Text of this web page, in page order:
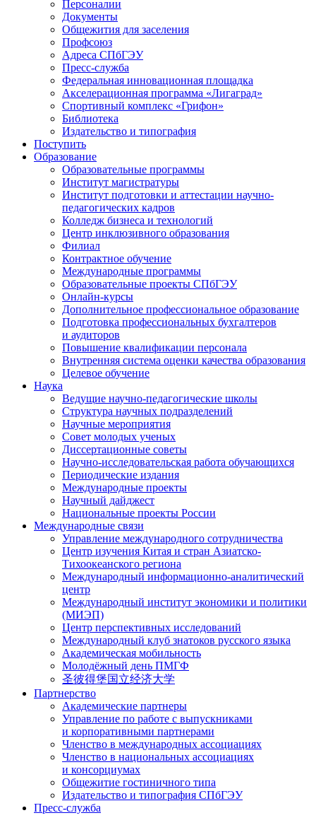
Персоналии
Документы
Общежития для заселения
Профсоюз
Адреса СПбГЭУ
Пресс-служба
Федеральная инновационная площадка
Акселерационная программа «Лигаград»­­
Спортивный комплекс «Грифон»
Библиотека
Издательство и типография
Поступить
Образование
Образовательные программы
Институт магистратуры
Институт подготовки и аттестации научно-
педагогических кадров
Колледж бизнеса и технологий
Центр инклюзивного образования
Филиал
Контрактное обучение
Международные программы
Образовательные проекты СПбГЭУ
Онлайн-курсы
Дополнительное профессиональное образование
Подготовка профессиональных бухгалтеров
и аудиторов
Повышение квалификации персонала
Внутренняя система оценки качества образования
Целевое обучение
Наука
Ведущие научно-педагогические школы
Структура научных подразделений
Научные мероприятия
Совет молодых ученых
Диссертационные советы
Научно-исследовательская работа обучающихся
Периодические издания
Международные проекты
Научный дайджест
Национальные проекты России
Международные связи
Управление международного сотрудничества
Центр изучения Китая и стран Азиатско-
Тихоокеанского региона
Международный информационно-аналитический
центр
Международный институт экономики и политики
(МИЭП)
Центр перспективных исследований
Международный клуб знатоков русского языка
Академическая мобильность
Молодёжный день ПМГФ
圣彼得堡国立经济大学
Партнерство
Академические партнеры
Управление по работе с выпускниками
и корпоративными партнерами
Членство в международных ассоциациях
Членство в национальных ассоциациях
и консорциумах
Общежитие гостиничного типа
Издательство и типография СПбГЭУ
Пресс-служба